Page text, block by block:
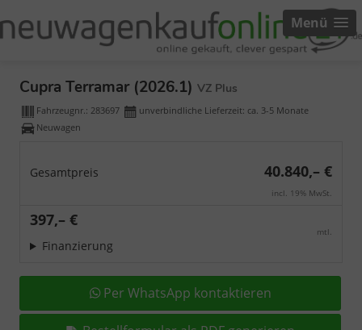
Menü
Cupra Terramar (2026.1) VZ Plus
Fahrzeugnr.: 283697
unverbindliche Lieferzeit: ca. 3-5 Monate
Neuwagen
Gesamtpreis 40.840,– €
incl. 19% MwSt.
397,– €
mtl.
Finanzierung
Per WhatsApp kontaktieren